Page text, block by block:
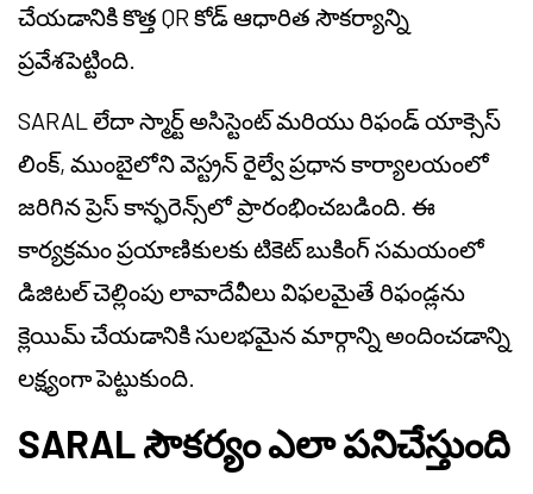
చేయడానికి కొత్త QR కోడ్ ఆధారిత సౌకర్యాన్ని
ప్రవేశపెట్టింది.
SARAL లేదా స్మార్ట్ అసిస్టెంట్ మరియు రిఫండ్ యాక్సెస్
లింక్, ముంబైలోని వెస్ట్రన్ రైల్వే ప్రధాన కార్యాలయంలో
జరిగిన ప్రెస్ కాన్ఫరెన్స్‌లో ప్రారంభించబడింది. ఈ
కార్యక్రమం ప్రయాణికులకు టికెట్ బుకింగ్ సమయంలో
డిజిటల్ చెల్లింపు లావాదేవీలు విఫలమైతే రిఫండ్లను
క్లెయిమ్ చేయడానికి సులభమైన మార్గాన్ని అందించడాన్ని
లక్ష్యంగా పెట్టుకుంది.
SARAL సౌకర్యం ఎలా పనిచేస్తుంది